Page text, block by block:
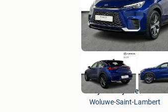
Toyota City Used Woluwe
Woluwe-Saint-Lambert